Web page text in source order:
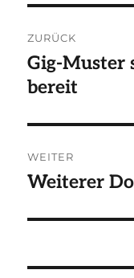
ZURÜCK
Vorheriger
Beitrag:
Gig-Muster
bereit
WEITER
Nächster
Weiterer